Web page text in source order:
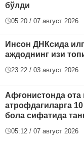
бўлди
05:20 / 07 август 2026
Инсон ДНКсида
аждоднинг изи
23:22 / 03 август 2026
Афғонистонда ота
атрофдагиларга
бола сифатида
05:12 / 07 август 2026